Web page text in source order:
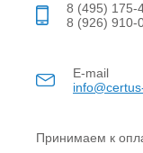
8 (495) 175-
8 (926) 910-
E-mail
Принимаем к